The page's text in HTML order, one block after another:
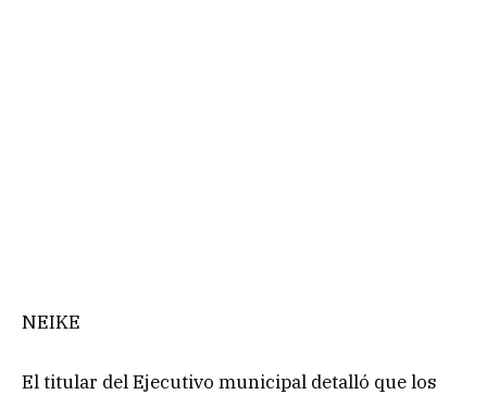
NEIKE
El titular del Ejecutivo municipal detalló que los